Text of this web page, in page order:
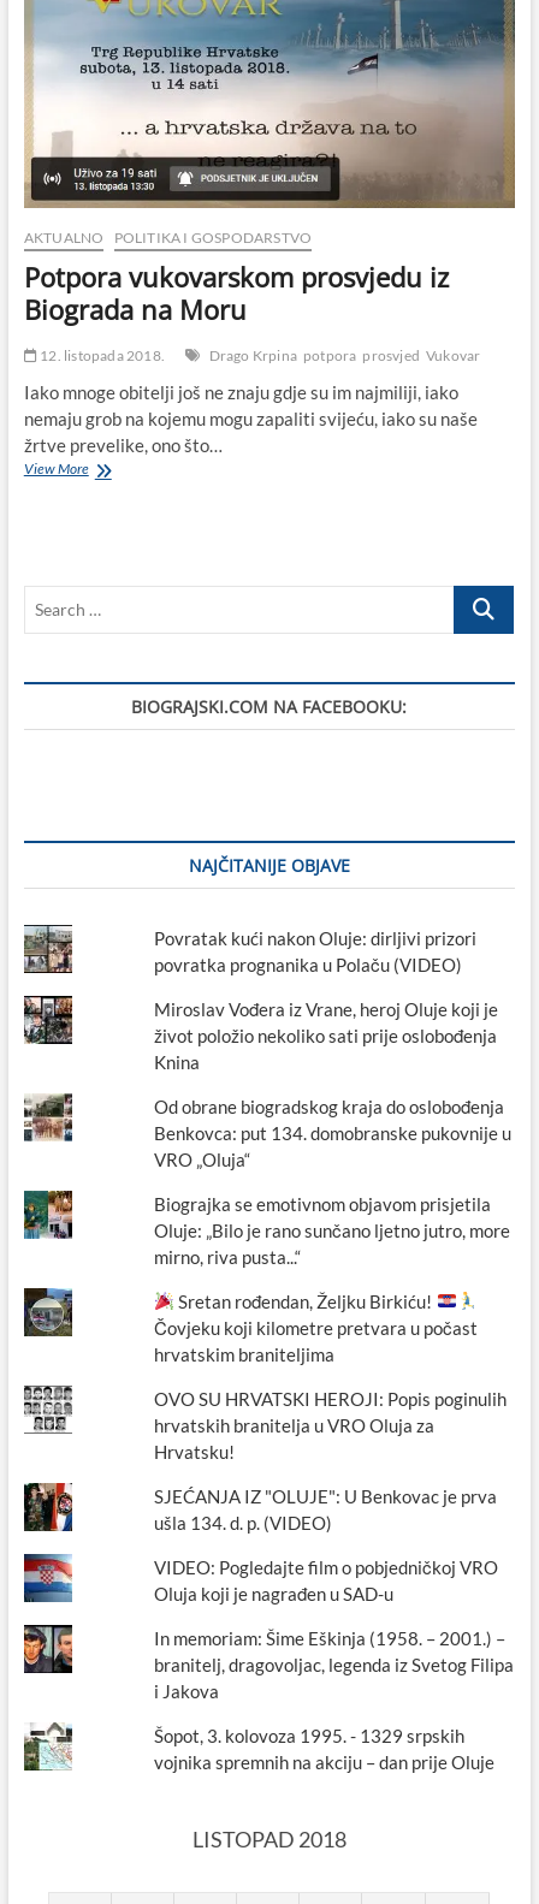
AKTUALNO POLITIKA I GOSPODARSTVO
Potpora vukovarskom prosvjedu iz
Biograda na Moru
12. listopada 2018. Drago Krpina potpora prosvjed Vukovar
Iako mnoge obitelji još ne znaju gdje su im najmiliji, iako
nemaju grob na kojemu mogu zapaliti svijeću, iako su naše
žrtve prevelike, ono što…
View MorePotpora
Search
BIOGRAJSKI.COM NA FACEBOOKU:
NAJČITANIJE OBJAVE
Povratak kući nakon Oluje: dirljivi prizori
povratka prognanika u Polaču (VIDEO)
Miroslav Vođera iz Vrane, heroj Oluje koji je
život položio nekoliko sati prije oslobođenja
Knina
Od obrane biogradskog kraja do oslobođenja
Benkovca: put 134. domobranske pukovnije u
VRO „Oluja“
Biograjka se emotivnom objavom prisjetila
Oluje: „Bilo je rano sunčano ljetno jutro, more
mirno, riva pusta...“
Sretan rođendan, Željku Birkiću!
Čovjeku koji kilometre pretvara u počast
hrvatskim braniteljima
OVO SU HRVATSKI HEROJI: Popis poginulih
hrvatskih branitelja u VRO Oluja za
Hrvatsku!
SJEĆANJA IZ "OLUJE": U Benkovac je prva
ušla 134. d. p. (VIDEO)
VIDEO: Pogledajte film o pobjedničkoj VRO
Oluja koji je nagrađen u SAD-u
In memoriam: Šime Eškinja (1958. – 2001.) –
branitelj, dragovoljac, legenda iz Svetog Filipa
i Jakova
Šopot, 3. kolovoza 1995. - 1329 srpskih
vojnika spremnih na akciju – dan prije Oluje
LISTOPAD 2018